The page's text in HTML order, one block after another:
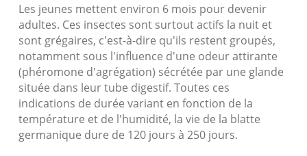
Les jeunes mettent environ 6 mois pour devenir
adultes. Ces insectes sont surtout actifs la nuit et
sont grégaires, c'est-à-dire qu'ils restent groupés,
notamment sous l'influence d'une odeur attirante
(phéromone d'agrégation) sécrétée par une glande
située dans leur tube digestif. Toutes ces
indications de durée variant en fonction de la
température et de l'humidité, la vie de la blatte
germanique dure de 120 jours à 250 jours.